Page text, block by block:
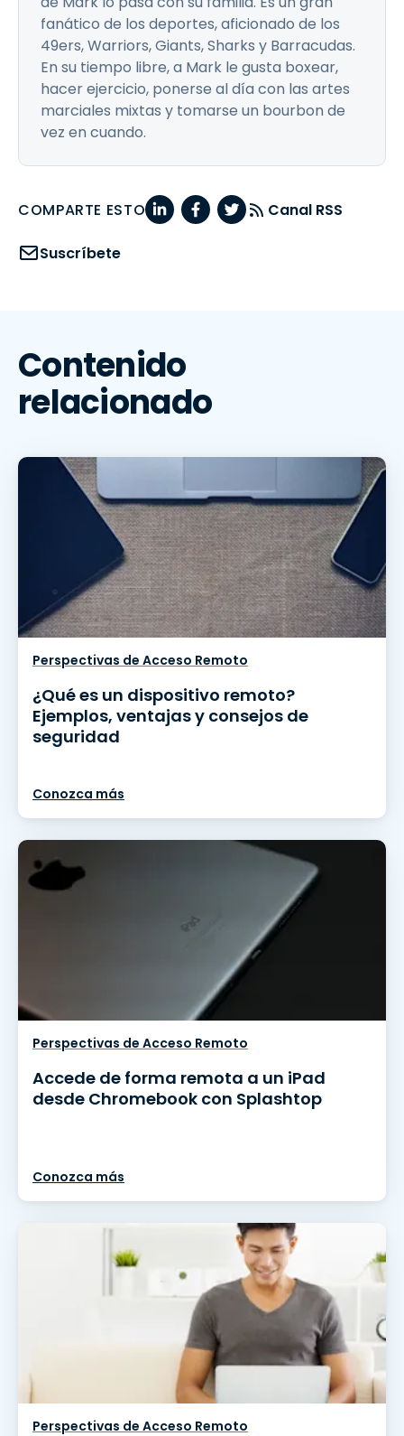
fanático de los deportes, aficionado de los
49ers, Warriors, Giants, Sharks y Barracudas.
En su tiempo libre, a Mark le gusta boxear,
hacer ejercicio, ponerse al día con las artes
marciales mixtas y tomarse un bourbon de
vez en cuando.
COMPARTE ESTO Canal RSS
Suscríbete
Contenido
relacionado
Perspectivas de Acceso Remoto
¿Qué es un dispositivo remoto?
Ejemplos, ventajas y consejos de
seguridad
Conozca más
Perspectivas de Acceso Remoto
Accede de forma remota a un iPad
desde Chromebook con Splashtop
Conozca más
Perspectivas de Acceso Remoto